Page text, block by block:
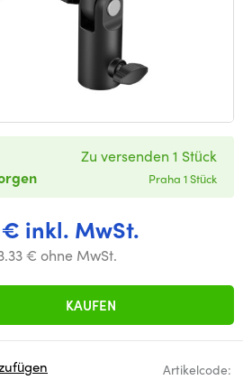
€ inkl. MwSt.
€ ohne MwSt.
KAUFEN
Zu versenden 1 Stück
Praha 1 Stück
Artikelcode: